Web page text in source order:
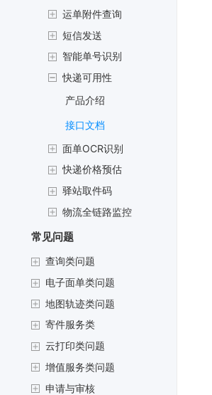
运单附件查询
短信发送
智能单号识别
快递可用性
产品介绍
接口文档
面单OCR识别
快递价格预估
驿站取件码
物流全链路监控
常见问题
查询类问题
电子面单类问题
地图轨迹类问题
寄件服务类
云打印类问题
增值服务类问题
申请与审核